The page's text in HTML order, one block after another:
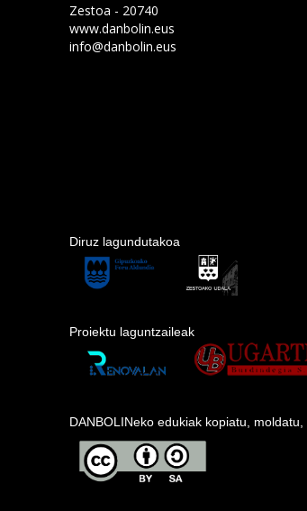
Zestoa - 20740
www.danbolin.eus
info@danbolin.eus
Diruz lagundutakoa
Proiektu laguntzaileak
DANBOLINeko edukiak kopiatu,